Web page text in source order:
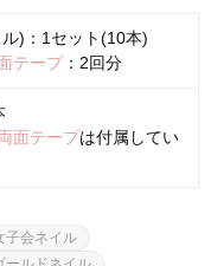
)：1セット(10本)
テープ：2回分
面テープは付属してい
子会ネイル